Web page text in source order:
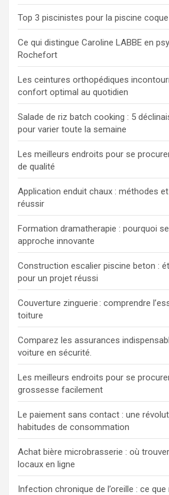
r
Top 3 piscinistes pour la piscine
Ce qui distingue Caroline LABBE en
Rochefort
Les ceintures orthopédiques
confort optimal au quotidien
Salade de riz batch cooking : 5
pour varier toute la semaine
Les meilleurs endroits pour se
de qualité
Application enduit chaux : méthodes
réussir
Formation dramatherapie : pourquoi
approche innovante
Construction escalier piscine beton :
pour un projet réussi
Couverture zinguerie : comprendre
toiture
Comparez les assurances
voiture en sécurité.
Les meilleurs endroits pour se
grossesse facilement
Le paiement sans contact : une
habitudes de consommation
Achat bière microbrasserie : où
locaux en ligne
Infection chronique de l’oreille : ce que